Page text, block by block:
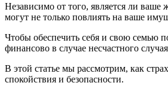
Независимо от того, является ли
могут не только повлиять на ваше
Чтобы обеспечить себя и свою семью
финансово в случае несчастного
В этой статье мы рассмотрим, как
спокойствия и безопасности.